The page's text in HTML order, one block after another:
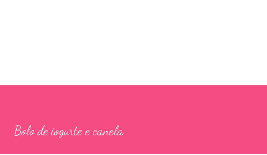
Bolo de iogurte e canela